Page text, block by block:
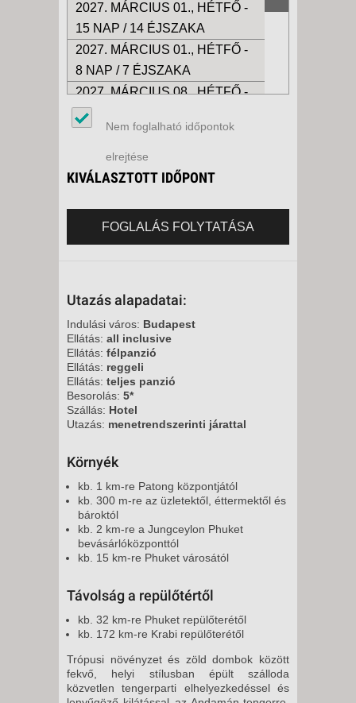
2027. MÁRCIUS 01., HÉTFŐ -
15 NAP / 14 ÉJSZAKA
2027. MÁRCIUS 01., HÉTFŐ -
8 NAP / 7 ÉJSZAKA
2027. MÁRCIUS 08., HÉTFŐ -
8 NAP / 7 ÉJSZAKA
2027. MÁRCIUS 08., HÉTFŐ -
15 NAP / 14 ÉJSZAKA
2027. MÁRCIUS 15., HÉTFŐ -
2027. MÁRCIUS 15., HÉTFŐ -
Nem foglalható időpontok
elrejtése
KIVÁLASZTOTT IDŐPONT
FOGLALÁS FOLYTATÁSA
Utazás alapadatai:
Indulási város: Budapest
Ellátás: all inclusive
Ellátás: félpanzió
Ellátás: reggeli
Ellátás: teljes panzió
Besorolás: 5*
Szállás: Hotel
Utazás: menetrendszerinti járattal
Környék
kb. 1 km-re Patong központjától
kb. 300 m-re az üzletektől, éttermektől és
bároktól
kb. 2 km-re a Jungceylon Phuket
bevásárlóközponttól
kb. 15 km-re Phuket városától
Távolság a repülőtértől
kb. 32 km-re Phuket repülőterétől
kb. 172 km-re Krabi repülőterétől
Trópusi növényzet és zöld dombok között
fekvő, helyi stílusban épült szálloda
közvetlen tengerparti elhelyezkedéssel és